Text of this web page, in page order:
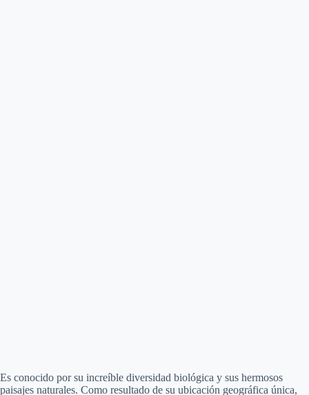
Es conocido por su increíble diversidad biológica y sus hermosos
paisajes naturales. Como resultado de su ubicación geográfica única,